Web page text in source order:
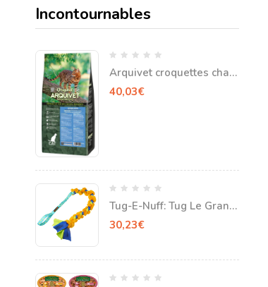
Incontournables
Arquivet croquettes chat
stérilisé 7 kg
40,03€
Tug-E-Nuff: Tug Le Grand
Tourbillon pour chien
30,23€